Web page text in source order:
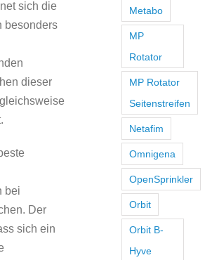
sich die
besonders
dieser
bei
Der
sich ein
Metabo
MP
Rotator
MP Rotator
Seitenstreifen
Netafim
Omnigena
OpenSprinkler
Orbit
Orbit B-
Hyve